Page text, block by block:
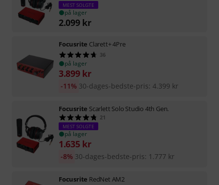
MEST SOLGTE
på lager
2.099 kr
Focusrite Clarett+ 4Pre
36
på lager
3.899 kr
30-dages-bedste-pris: 4.399 kr
-11%
Focusrite Scarlett Solo Studio 4th Gen.
21
MEST SOLGTE
på lager
1.635 kr
30-dages-bedste-pris: 1.777 kr
-8%
Focusrite RedNet AM2